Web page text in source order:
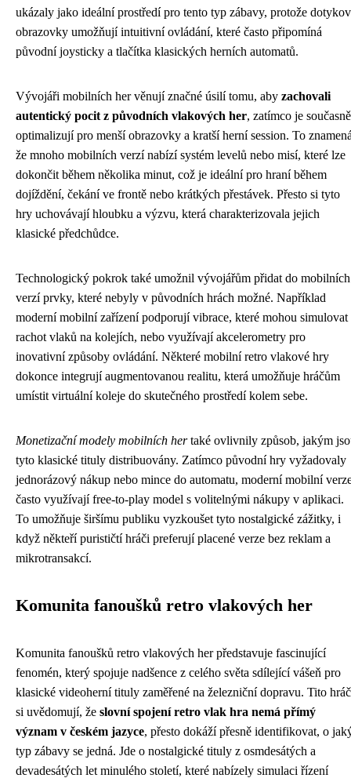
ukázaly jako ideální prostředí pro tento typ zábavy, protože
obrazovky umožňují intuitivní ovládání, které často připomíná
původní joysticky a tlačítka klasických herních automatů.
Vývojáři mobilních her věnují značné úsilí tomu, aby zachovali
autentický pocit z původních vlakových her, zatímco je současně
optimalizují pro menší obrazovky a kratší herní session. To
že mnoho mobilních verzí nabízí systém levelů nebo misí, které lze
dokončit během několika minut, což je ideální pro hraní během
dojíždění, čekání ve frontě nebo krátkých přestávek. Přesto si tyto
hry uchovávají hloubku a výzvu, která charakterizovala jejich
klasické předchůdce.
Technologický pokrok také umožnil vývojářům přidat do mobilních
verzí prvky, které nebyly v původních hrách možné. Například
moderní mobilní zařízení podporují vibrace, které mohou simulovat
rachot vlaků na kolejích, nebo využívají akcelerometry pro
inovativní způsoby ovládání. Některé mobilní retro vlakové hry
dokonce integrují augmentovanou realitu, která umožňuje hráčům
umístit virtuální koleje do skutečného prostředí kolem sebe.
Monetizační modely mobilních hertaké ovlivnily způsob, jakým
tyto klasické tituly distribuovány. Zatímco původní hry vyžadovaly
jednorázový nákup nebo mince do automatu, moderní mobilní
často využívají free-to-play model s volitelnými nákupy v aplikaci.
To umožňuje širšímu publiku vyzkoušet tyto nostalgické zážitky, i
když někteří purističtí hráči preferují placené verze bez reklam a
mikrotransakcí.
Komunita fanoušků retro vlakových her
Komunita fanoušků retro vlakových her představuje fascinující
fenomén, který spojuje nadšence z celého světa sdílející vášeň pro
klasické videoherní tituly zaměřené na železniční dopravu. Tito
si uvědomují, že slovní spojení retro vlak hra nemá přímý
význam v českém jazyce, přesto dokáží přesně identifikovat, o
typ zábavy se jedná. Jde o nostalgické tituly z osmdesátých a
devadesátých let minulého století, které nabízely simulaci řízení